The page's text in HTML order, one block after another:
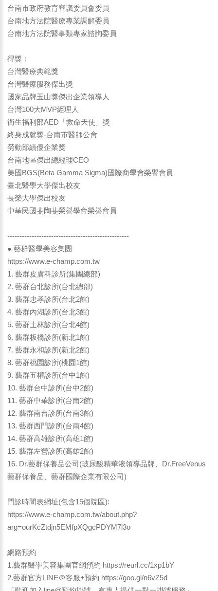
台南市政府教育審議委員會委員
台南地方法院醫療專業調解委員
台南地方法院醫事類專家諮詢委員
得獎：
台灣醫療典範獎
台灣醫療服務傑出獎
國家品牌玉山獎傑出企業領導人
台灣100大MVP經理人
衛生福利部AED「救命天使」獎
終身成就獎-台南市醫師公會
勞動部績優企業獎
台南地區傑出總經理CEO
美國BGS(Beta Gamma Sigma)國際商學會榮譽會員
臺北醫學大學傑出校友
長榮大學傑出校友
中華民國斐陶斐榮譽學會榮譽會員
--------------------------------------------------
● 藝群醫學美容集團
https://www.e-champ.com.tw
1. 藝群皮膚科診所(集團總部)
2. 藝群台北診所(台北總部)
3. 藝群忠孝診所(台北2館)
4. 藝群內湖診所(台北3館)
5. 藝群士林診所(台北4館)
6. 藝群板橋診所(新北1館)
7. 藝群永和診所(新北2館)
8. 藝群桃園診所(桃園1館)
9. 藝群五權診所(台中1館)
10. 藝群台中診所(台中2館)
11. 藝群中華診所(台南2館)
12. 藝群南台診所(台南3館)
13. 藝群西門診所(台南4館)
14. 藝群高雄診所(高雄1館)
15. 藝群左營診所(高雄2館)
16. Dr.藝群保養品公司(玻尿酸精華液領導品牌、Dr.FreeVenus
藝群保養品、藝群國際企業有限公司)
門診時間表網址(包含15個院區):
https://www.e-champ.com.tw/about.php?
arg=ourKcZtdjn5EMfpXQgcPDYM7l3o
網路預約
1.藝群醫學美容集團官網預約 https://reurl.cc/1xp1bY
2.藝群官方LINE＠客服+預約 https://goo.gl/n6vZ5d